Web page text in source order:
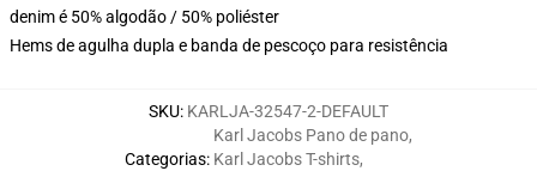
denim é 50% algodão / 50% poliéster
Hems de agulha dupla e banda de pescoço para resistência
SKU: KARLJA-32547-2-DEFAULT
Categorias:
Karl Jacobs Pano de pano,
Karl Jacobs T-shirts,